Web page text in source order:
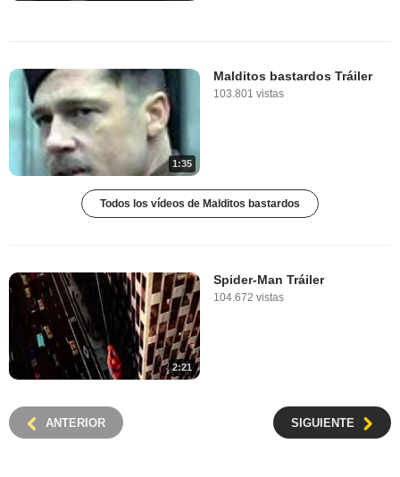
1:35
Malditos bastardos Tráiler
103.801 vistas
Todos los vídeos de Malditos bastardos
2:21
Spider-Man Tráiler
104.672 vistas
ANTERIOR SIGUIENTE